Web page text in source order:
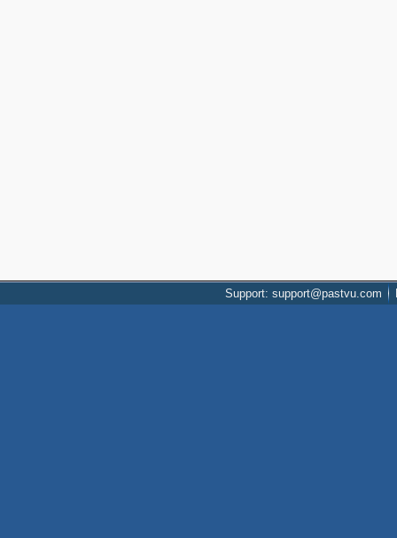
Support: support@pastvu.com